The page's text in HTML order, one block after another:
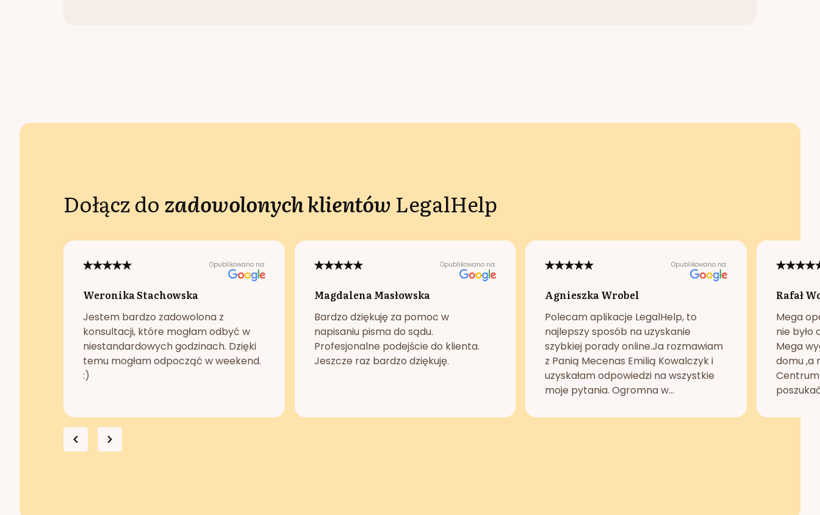
Dołącz do zadowolonych klientów LegalHelp
Opublikowano na:
Weronika Stachowska
Jestem bardzo zadowolona z
konsultacji, które mogłam odbyć w
niestandardowych godzinach. Dzięki
temu mogłam odpocząć w weekend.
:)
Opublikowano na:
Magdalena Masłowska
Bardzo dziękuję za pomoc w
napisaniu pisma do sądu.
Profesjonalne podejście do klienta.
Jeszcze raz bardzo dziękuję.
Opublikowano na:
Agnieszka Wrobel
Polecam aplikacje LegalHelp, to
najlepszy sposób na uzyskanie
szybkiej porady online.Ja rozmawiam
z Panią Mecenas Emilią Kowalczyk i
uzyskałam odpowiedzi na wszystkie
moje pytania. Ogromna w...
Rafał
Mega
nie było
Mega
domu ,a